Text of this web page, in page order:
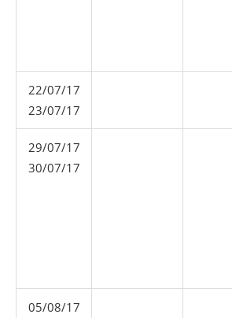
22/07/17
23/07/17
29/07/17
30/07/17
05/08/17